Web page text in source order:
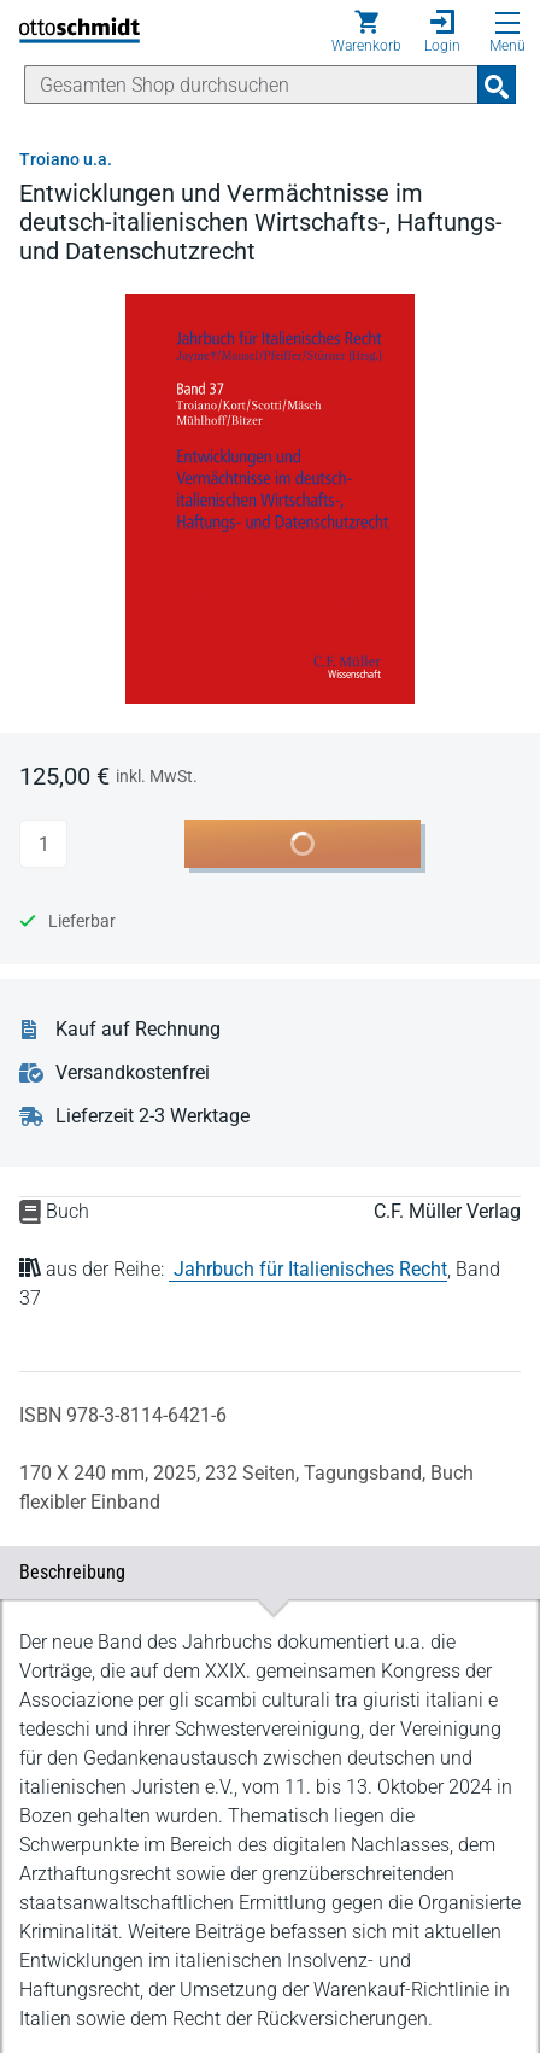
Direkt zum Inhalt
Warenkorb Login Menü
Troiano u.a.
Entwicklungen und Vermächtnisse im
deutsch-italienischen Wirtschafts-, Haftungs-
und Datenschutzrecht
Buch C.F. Müller Verlag
aus der Reihe: Jahrbuch für Italienisches Recht, Band
37
ISBN 978-3-8114-6421-6
170 X 240 mm, 2025, 232 Seiten, Tagungsband, Buch
flexibler Einband
125,00 € inkl. MwSt.
Anzahl In den Warenkorb
Lieferbar
Kauf auf Rechnung
Versandkostenfrei
Lieferzeit 2-3 Werktage
Beschreibung
Beschreibung
Der neue Band des Jahrbuchs dokumentiert u.a. die
Vorträge, die auf dem XXIX. gemeinsamen Kongress der
Associazione per gli scambi culturali tra giuristi italiani e
tedeschi und ihrer Schwestervereinigung, der Vereinigung
für den Gedankenaustausch zwischen deutschen und
italienischen Juristen e.V., vom 11. bis 13. Oktober 2024 in
Bozen gehalten wurden. Thematisch liegen die
Schwerpunkte im Bereich des digitalen Nachlasses, dem
Arzthaftungsrecht sowie der grenzüberschreitenden
staatsanwaltschaftlichen Ermittlung gegen die Organisierte
Kriminalität. Weitere Beiträge befassen sich mit aktuellen
Entwicklungen im italienischen Insolvenz- und
Haftungsrecht, der Umsetzung der Warenkauf-Richtlinie in
Italien sowie dem Recht der Rückversicherungen.